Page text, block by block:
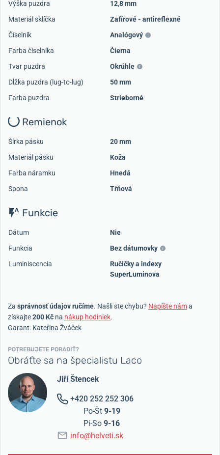
Výška puzdra
12,8 mm
Materiál sklíčka
Zafírové - antireflexné
Číselník
Analógový
Farba číselníka
Čierna
Tvar puzdra
Okrúhle
Dĺžka puzdra (lug-to-lug)
50 mm
Farba puzdra
Strieborné
Remienok
Šírka pásku
20 mm
Materiál pásku
Koža
Farba náramku
Hnedá
Spona
Tŕňová
Funkcie
Dátum
Nie
Funkcia
Bez dátumovky
Luminiscencia
Ručičky a indexy
SuperLuminova
Za správnosť údajov ručíme. Našli ste chybu? Napíšte náma
získajte200 Kč na nákup hodiniek.
Garant: Kateřina Žváček
POTREBUJETE PORADIŤ?
Obráťte sa na špecialistu Laco
Jiří Štencek
+420 252 252 306
Po-Št 9-19
Pi-So 9-16
info@helveti.sk